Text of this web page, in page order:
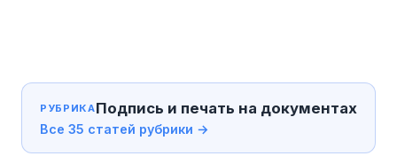
РУБРИКАПодпись и печать на документах
Все 35 статей рубрики →